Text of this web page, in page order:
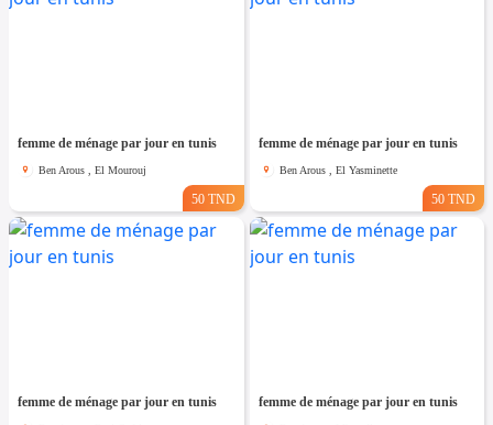
femme de ménage par jour en tunis
Ben Arous , El Mourouj
50 TND
femme de ménage par jour en tunis
Ben Arous , El Yasminette
50 TND
femme de ménage par jour en tunis femme de ménage par jour en tunis